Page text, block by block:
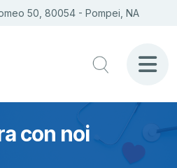
50, 80054 - Pompei, NA
con noi